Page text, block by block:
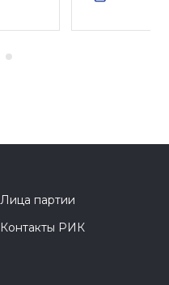
Лица партии
Контакты РИК